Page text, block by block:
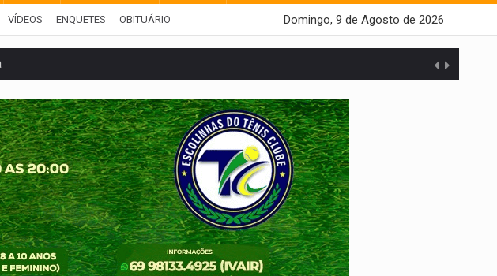
VÍDEOS ENQUETES OBITUÁRIO Domingo, 9 de Agosto de 2026
recuperado
da Terra
Centro de Porto Velho